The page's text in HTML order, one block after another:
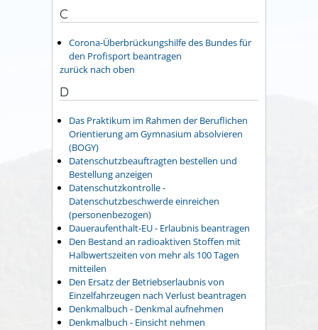
C
Corona-Überbrückungshilfe des Bundes für
den Profisport beantragen
zurück nach oben
D
Das Praktikum im Rahmen der Beruflichen
Orientierung am Gymnasium absolvieren
(BOGY)
Datenschutzbeauftragten bestellen und
Bestellung anzeigen
Datenschutzkontrolle -
Datenschutzbeschwerde einreichen
(personenbezogen)
Daueraufenthalt-EU - Erlaubnis beantragen
Den Bestand an radioaktiven Stoffen mit
Halbwertszeiten von mehr als 100 Tagen
mitteilen
Den Ersatz der Betriebserlaubnis von
Einzelfahrzeugen nach Verlust beantragen
Denkmalbuch - Denkmal aufnehmen
Denkmalbuch - Einsicht nehmen